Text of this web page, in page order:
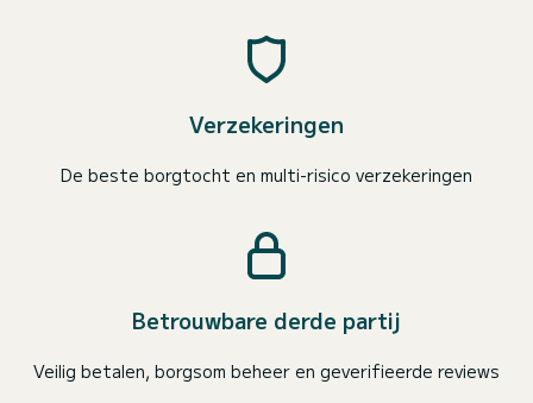
Verzekeringen
De beste borgtocht en multi-risico verzekeringen
Betrouwbare derde partij
Veilig betalen, borgsom beheer en geverifieerde reviews